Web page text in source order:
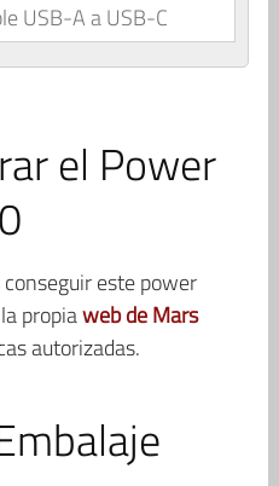
USB-A a USB-C
el Power
este power
propiaweb de Mars
autorizadas.